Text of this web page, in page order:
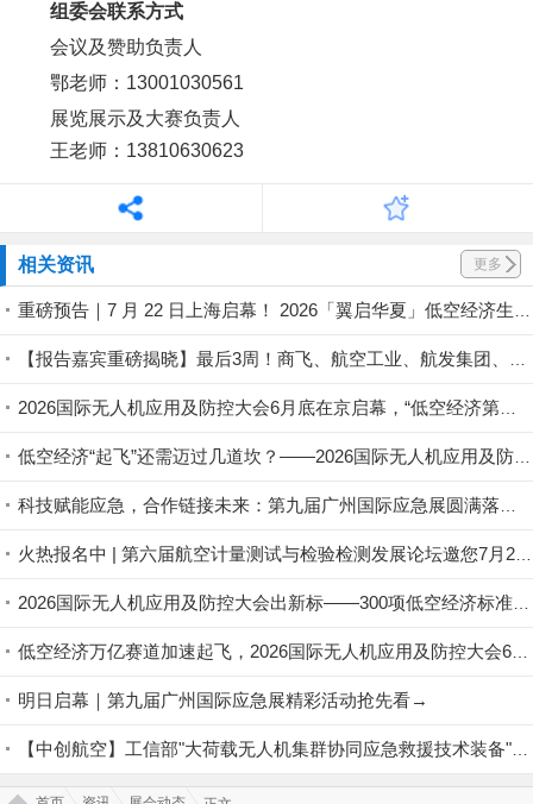
组委会联系方式
会议及赞助负责人
鄂老师：13001030561
展览展示及大赛负责人
王老师：13810630623
相关资讯 更多
重磅预告｜7 月 22 日上海启幕！ 2026「翼启华夏」低空经济生态共建中国行・上海总站暨 第二届全国低空行业会长论坛盛大来袭
【报告嘉宾重磅揭晓】最后3周！商飞、航空工业、航发集团、eVTOL企业齐聚苏州，第六届航空计量测试与检验检测发展论坛即将启幕
2026国际无人机应用及防控大会6月底在京启幕，“低空经济第一城”最新战况即将揭晓
低空经济“起飞”还需迈过几道坎？——2026国际无人机应用及防控大会邀您共探政策落地路径
科技赋能应急，合作链接未来：第九届广州国际应急展圆满落幕！
火热报名中 | 第六届航空计量测试与检验检测发展论坛邀您7月28-29日相聚苏州！
2026国际无人机应用及防控大会出新标——300项低空经济标准铺路，行业告别“野蛮生长”
低空经济万亿赛道加速起飞，2026国际无人机应用及防控大会6月底将在京启幕
明日启幕｜第九届广州国际应急展精彩活动抢先看→
【中创航空】工信部"大荷载无人机集群协同应急救援技术装备"项目推进会召开